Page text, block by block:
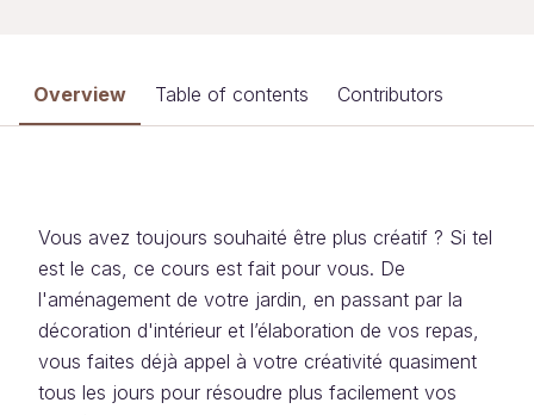
Overview Table of contents Contributors
Vous avez toujours souhaité être plus créatif ? Si tel
est le cas, ce cours est fait pour vous. De
l'aménagement de votre jardin, en passant par la
décoration d'intérieur et l’élaboration de vos repas,
vous faites déjà appel à votre créativité quasiment
tous les jours pour résoudre plus facilement vos